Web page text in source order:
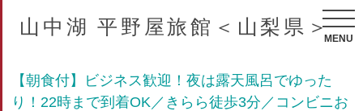
山中湖 平野屋旅館＜山梨県＞
MENU
【朝食付】ビジネス歓迎！夜は露天風呂でゆった
り！22時まで到着OK／きらら徒歩3分／コンビニお